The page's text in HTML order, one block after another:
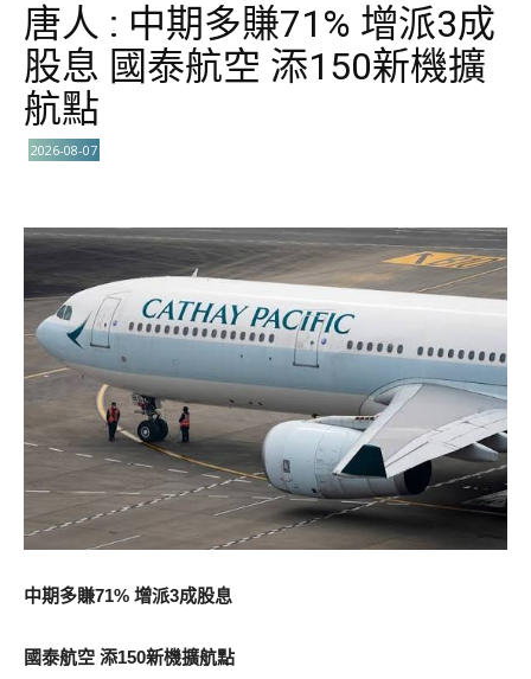
唐人 : 中期多賺71% 增派3成
股息 國泰航空 添150新機擴
航點
2026-08-07
中期多賺71% 增派3成股息
國泰航空 添150新機擴航點